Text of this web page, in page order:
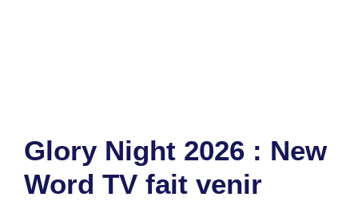
Glory Night 2026 : New
Word TV fait venir